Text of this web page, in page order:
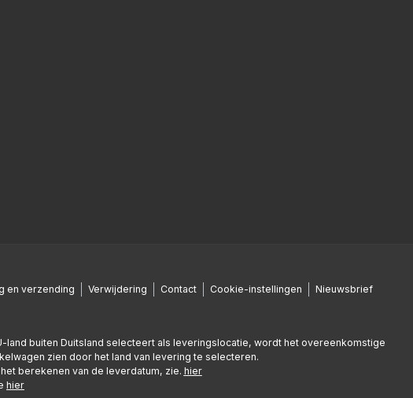
en verzending Verwijdering Contact Cookie-instellingen
Nieuwsbrief
buiten Duitsland selecteert als leveringslocatie, wordt het overeenkomstige
zien door het land van levering te selecteren.
berekenen van de leverdatum, zie. hier
hier